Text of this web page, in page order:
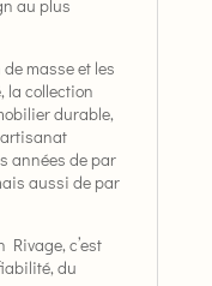
au plus
masse et les
la collection
durable,
années de par
aussi de par
Rivage, c’est
du